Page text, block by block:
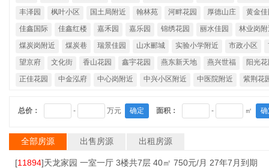
丰泽园
枫叶小区 国土局附近 翰林苑 河畔花园 厚德山庄
黄金
佳鑫国际
佳鑫红楼 嘉禾园 嘉乐园 锦绣花园 丽水佳园
林业岗
煤炭岗附近
煤炭巷 瑞景佳园 山水郦城 实验小学附近 市政小区
望京府
文化街 香山花园 鑫宇花园 燕东新天地 燕兴世福
阳光
正佳花园
中金泓府 中心岗附近 中兴小区附近 中医院附近 紫荆花
总价： - 万元 确定 面积： - ㎡
全部房源 出售房源 出租房源
[11894]天龙家园 一室一厅 3楼共7层 40㎡ 750元/月 27年7月到期